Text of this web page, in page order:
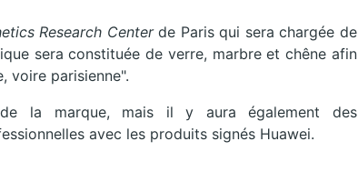
Research Centerde Paris qui sera chargée de
sera constituée de verre, marbre et chêne afin
voire parisienne".
la marque, mais il y aura également des
avec les produits signés Huawei.